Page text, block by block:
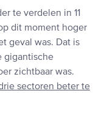
te verdelen in 11
dit moment hoger
geval was. Dat is
gigantische
zichtbaar was.
sectoren beter te